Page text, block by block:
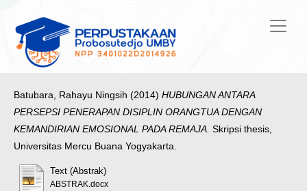
Batubara, Rahayu Ningsih (2014) HUBUNGAN ANTARA
PERSEPSI PENERAPAN DISIPLIN ORANGTUA DENGAN
KEMANDIRIAN EMOSIONAL PADA REMAJA. Skripsi thesis,
Universitas Mercu Buana Yogyakarta.
Text (Abstrak)
ABSTRAK.docx